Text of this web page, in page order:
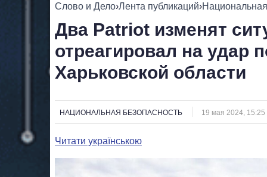
ВСЕ ПОЛИТИКИ ПРЕЗИДЕНТ И
Слово и Дело›Лента публикаций›
Два Patriot изменят
отреагировал на удар
Харьковской области
НАЦИОНАЛЬНАЯ БЕЗОПАСНОСТЬ 19 мая 2024, 15:25
Читати українською